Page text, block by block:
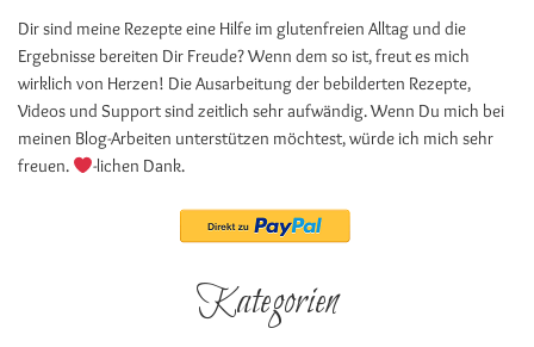
Dir sind meine Rezepte eine Hilfe im glutenfreien Alltag und die
Ergebnisse bereiten Dir Freude? Wenn dem so ist, freut es mich
wirklich von Herzen! Die Ausarbeitung der bebilderten Rezepte,
Videos und Support sind zeitlich sehr aufwändig. Wenn Du mich bei
meinen Blog-Arbeiten unterstützen möchtest, würde ich mich sehr
freuen.
-lichen Dank.
Kategorien